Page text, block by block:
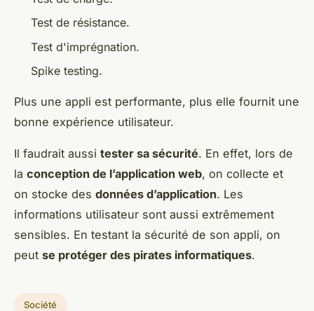
Test de résistance.
Test d'imprégnation.
Spike testing.
Plus une appli est performante, plus elle fournit une
bonne expérience utilisateur.
Il faudrait aussi tester sa sécurité. En effet, lors de
la conception de l’application web, on collecte et
on stocke des données d’application. Les
informations utilisateur sont aussi extrêmement
sensibles. En testant la sécurité de son appli, on
peut se protéger des pirates informatiques.
Société